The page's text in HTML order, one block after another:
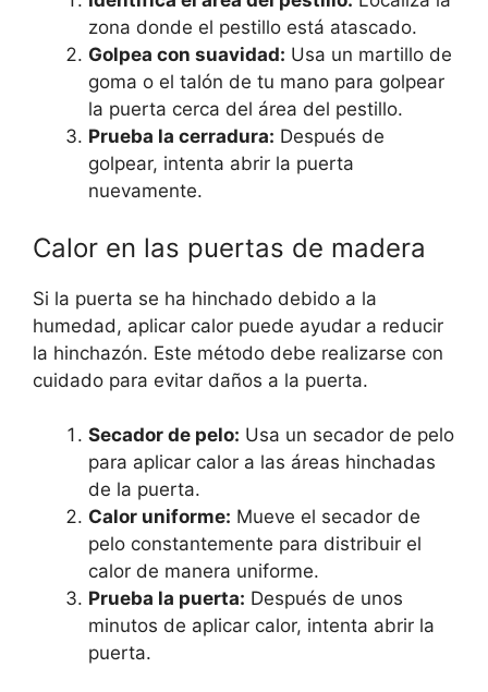
zona donde el pestillo está atascado.
Golpea con suavidad: Usa un martillo de
goma o el talón de tu mano para golpear
la puerta cerca del área del pestillo.
Prueba la cerradura: Después de
golpear, intenta abrir la puerta
nuevamente.
Calor en las puertas de madera
Si la puerta se ha hinchado debido a la
humedad, aplicar calor puede ayudar a reducir
la hinchazón. Este método debe realizarse con
cuidado para evitar daños a la puerta.
Secador de pelo: Usa un secador de pelo
para aplicar calor a las áreas hinchadas
de la puerta.
Calor uniforme: Mueve el secador de
pelo constantemente para distribuir el
calor de manera uniforme.
Prueba la puerta: Después de unos
minutos de aplicar calor, intenta abrir la
puerta.